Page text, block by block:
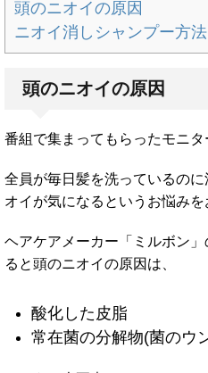
頭のニオイの原因
ニオイ消しシャンプー方法
頭のニオイの原因
番組で集まってもらったモニタ
全員が毎日髪を洗っているの
オイが気になるというお悩みを
ヘアケアメーカー「ミルボン
ると頭のニオイの原因は、
酸化した皮脂
常在菌の分解物(菌のウ